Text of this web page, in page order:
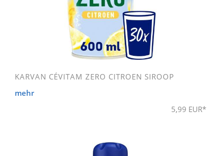
KARVAN CÉVITAM ZERO CITROEN SIROOP
mehr
5,99 EUR*